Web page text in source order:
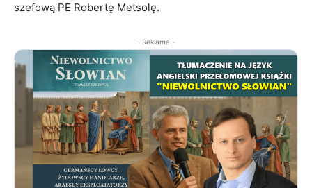
szefową PE Robertę Metsolę.
- Reklama -